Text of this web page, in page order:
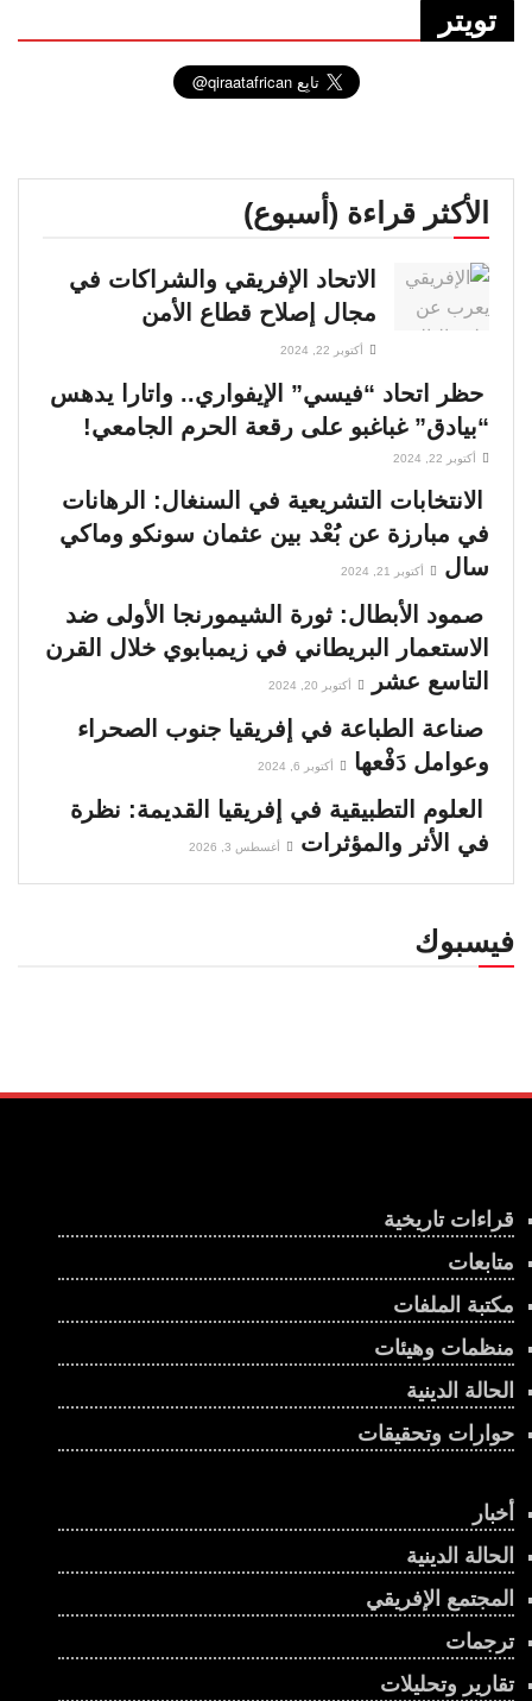
تويتر
الأكثر قراءة (أسبوع)
الاتحاد الإفريقي والشراكات في
مجال إصلاح قطاع الأمن
أكتوبر 22, 2024
حظر اتحاد “فيسي” الإيفواري.. واتارا يدهس
“بيادق” غباغبو على رقعة الحرم الجامعي!
أكتوبر 22, 2024
الانتخابات التشريعية في السنغال: الرهانات
في مبارزة عن بُعْد بين عثمان سونكو وماكي
سال
أكتوبر 21, 2024
صمود الأبطال: ثورة الشيمورنجا الأولى ضد
الاستعمار البريطاني في زيمبابوي خلال القرن
التاسع عشر
أكتوبر 20, 2024
صناعة الطباعة في إفريقيا جنوب الصحراء
وعوامل دَفْعها
أكتوبر 6, 2024
العلوم التطبيقية في إفريقيا القديمة: نظرة
في الأثر والمؤثرات
أغسطس 3, 2026
فيسبوك
قراءات تاريخية
متابعات
مكتبة الملفات
منظمات وهيئات
الحالة الدينية
حوارات وتحقيقات
أخبار
الحالة الدينية
المجتمع الإفريقي
ترجمات
تقارير وتحليلات